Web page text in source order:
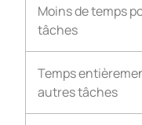
Moins de temps
tâches
Temps
autres tâches